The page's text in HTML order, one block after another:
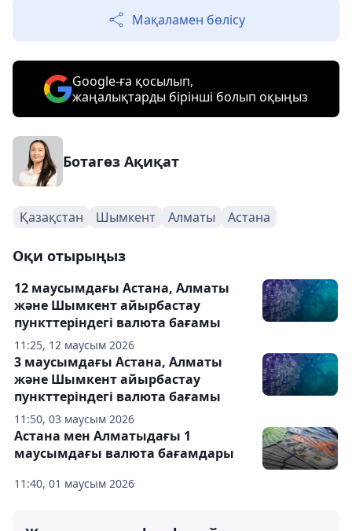
Мақаламен бөлісу
Google-ға қосылып,
жаңалықтарды бірінші болып оқыңыз
Ботагөз Ақиқат
Қазақстан Шымкент Алматы Астана
Оқи отырыңыз
11:25, 12 маусым 2026
12 маусымдағы Астана, Алматы
және Шымкент айырбастау
пункттеріндегі валюта бағамы
11:50, 03 маусым 2026
3 маусымдағы Астана, Алматы
және Шымкент айырбастау
пункттеріндегі валюта бағамы
11:40, 01 маусым 2026
Астана мен Алматыдағы 1
маусымдағы валюта бағамдары